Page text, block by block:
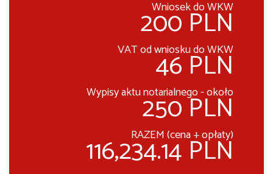
Wniosek do WKW
200 PLN
VAT od wniosku do WKW
46 PLN
Wypisy aktu notarialnego - około
250 PLN
RAZEM (cena + opłaty)
116,234.14 PLN